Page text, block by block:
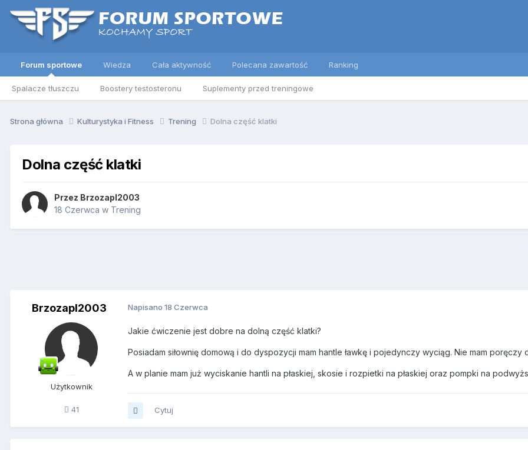
Forum sportowe
Spalacze tłuszczu Boostery testosteronu Suplementy przed treningowe
Wiedza Cała aktywność Polecana zawartość Ranking
Strona główna Kulturystyka i Fitness Trening Dolna część klatki
Dolna część klatki
Przez Brzozapl2003
18 Czerwca w Trening
Brzozapl2003
Użytkownik
41
Napisano 18 Czerwca
Jakie ćwiczenie jest dobre na dolną część klatki?
Posiadam siłownię domową i do dyspozycji mam hantle ławkę i pojedynczy wyciąg. Nie mam poręczy
A w planie mam już wyciskanie hantli na płaskiej, skosie i rozpietki na płaskiej oraz pompki na
Cytuj